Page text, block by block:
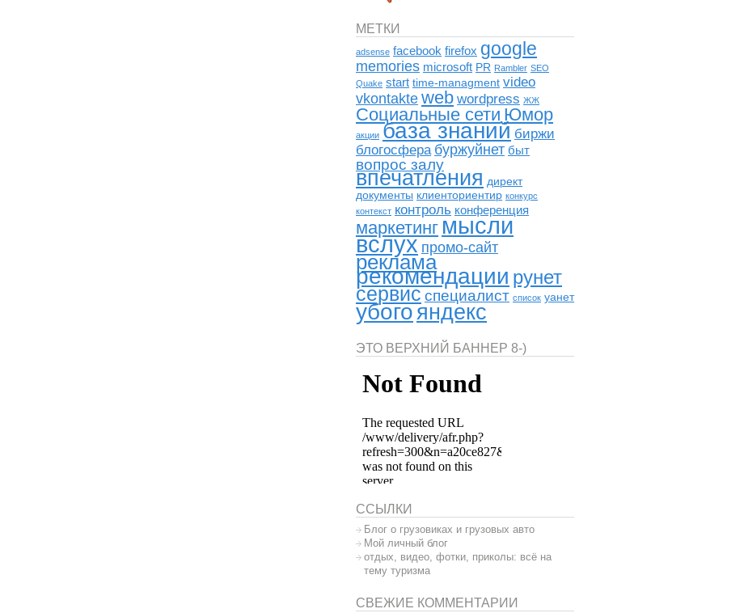
МЕТКИ
adsense facebook firefox google
memories microsoft PR Rambler SEO
Quake start time-managment video
vkontakteweb wordpress ЖЖ
Социальные сети Юмор
акции база знаний биржи
блогосфера буржуйнет быт
вопрос залу
впечатления директ
документы клиенториентир конкурс
контекст контроль конференция
маркетинг мысли
вслух промо-сайт
реклама
рекомендации рунет
сервисспециалист список уанет
убогояндекс
ЭТО ВЕРХНИЙ БАННЕР 8-)
ССЫЛКИ
Блог о грузовиках и грузовых авто
Мой личный блог
отдых, видео, фотки, приколы: всё на
тему туризма
СВЕЖИЕ КОММЕНТАРИИ